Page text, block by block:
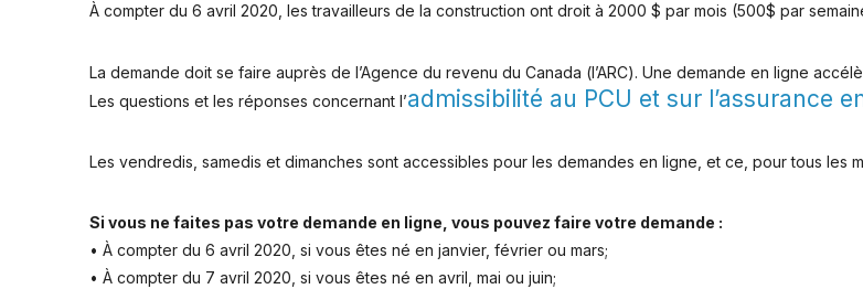
À compter du 6 avril 2020, les travailleurs de la construction ont droit à 2000 $ par mois (500$ par
La demande doit se faire auprès de l’Agence du revenu du Canada (l’ARC). Une demande en ligne
Les questions et les réponses concernant l’admissibilité au PCU et sur l’assurance
Les vendredis, samedis et dimanches sont accessibles pour les demandes en ligne, et ce, pour tous les
Si vous ne faites pas votre demande en ligne, vous pouvez faire votre demande :
• À compter du 6 avril 2020, si vous êtes né en janvier, février ou mars;
• À compter du 7 avril 2020, si vous êtes né en avril, mai ou juin;